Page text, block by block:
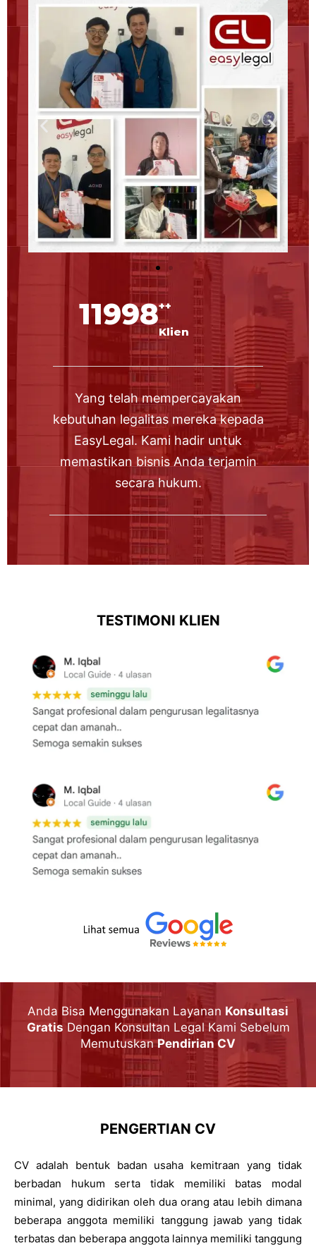
++
Klien
12000
Yang telah mempercayakan
kebutuhan legalitas mereka kepada
EasyLegal. Kami hadir untuk
memastikan bisnis Anda terjamin
secara hukum.
TESTIMONI KLIEN
Anda Bisa Menggunakan Layanan Konsultasi
Gratis Dengan Konsultan Legal Kami Sebelum
MemutuskanPendirian CV
PENGERTIAN CV
CV adalah bentuk badan usaha kemitraan yang tidak
berbadan hukum serta tidak memiliki batas modal
minimal, yang didirikan oleh dua orang atau lebih dimana
beberapa anggota memiliki tanggung jawab yang tidak
terbatas dan beberapa anggota lainnya memiliki tanggung